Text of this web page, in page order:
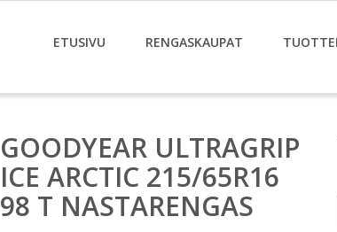
ETUSIVU RENGASKAUPAT
GOODYEAR ULTRAGRIP
ICE ARCTIC 215/65R16
98 T NASTARENGAS